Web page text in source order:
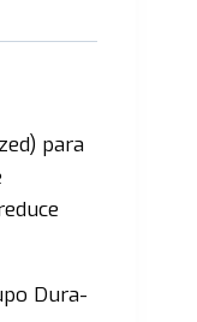
para
Dura-